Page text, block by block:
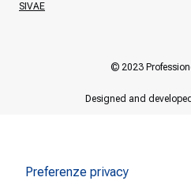
SIVAE
© 2023
Designed and